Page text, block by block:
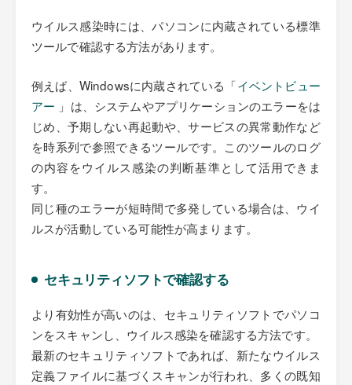
ウイルス感染時には、パソコンに内蔵されている標準
ツールで確認する方法があります。
例えば、Windowsに内蔵されている「イベントビュー
アー 」は、システムやアプリケーションのエラーをは
じめ、予期しない再起動や、サービスの異常動作など
を時系列で参照できるツールです。このツールのログ
の内容をウイルス感染の判断基準として活用できま
す。
同じ種のエラーが短時間で多発している場合は、ウイ
ルスが活動している可能性が高まります。
セキュリティソフトで確認する
より有効性が高いのは、セキュリティソフトでパソコ
ンをスキャンし、ウイルス感染を確認する方法です。
最新のセキュリティソフトであれば、新たなウイルス
定義ファイルに基づくスキャンが行われ、多くの既知